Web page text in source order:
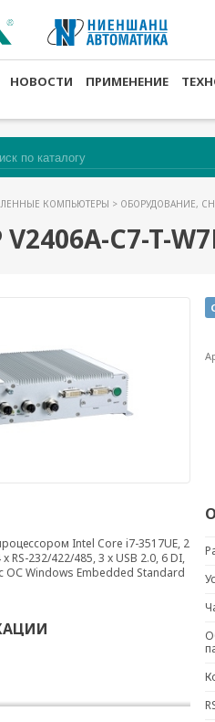
НОВОСТИ ПРИМЕНЕНИЕ
КОМПЬЮТЕРЫ > ОБОРУДОВАНИЕ,
C7-T-
Intel Core i7-3517UE, 2
RS-232/422/485, 3 x USB 2.0, 6 DI,
ОС Windows Embedded Standard